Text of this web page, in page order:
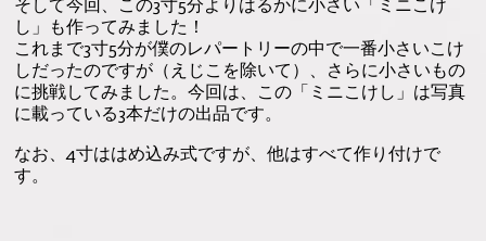
そして今回、この3寸5分よりはるかに小さい「ミニこけ
し」も作ってみました！
これまで3寸5分が僕のレパートリーの中で一番小さいこけ
しだったのですが（えじこを除いて）、さらに小さいもの
に挑戦してみました。今回は、この「ミニこけし」は写真
に載っている3本だけの出品です。
なお、4寸ははめ込み式ですが、他はすべて作り付けで
す。